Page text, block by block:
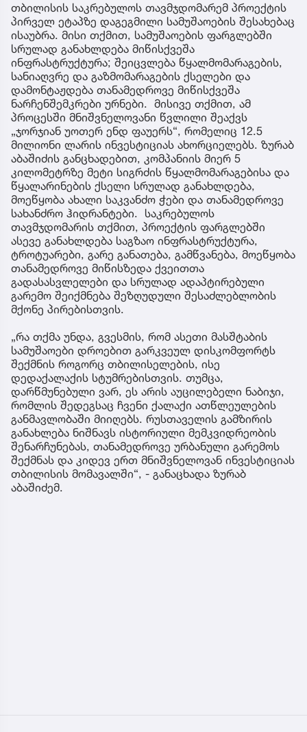
თბილისის საკრებულოს თავმჯდომარემ პროექტის
პირველ ეტაპზე დაგეგმილი სამუშაოების შესახებაც
ისაუბრა. მისი თქმით, სამუშაოების ფარგლებში
სრულად განახლდება მიწისქვეშა
ინფრასტრუქტურა; შეიცვლება წყალმომარაგების,
სანიაღვრე და გაზმომარაგების ქსელები და
დამონტაჟდება თანამედროვე მიწისქვეშა
ნარჩენშემკრები ურნები. მისივე თქმით, ამ
პროცესში მნიშვნელოვანი წვლილი შეაქვს
„ჯორჯიან უოთერ ენდ ფაუერს“, რომელიც 12.5
მილიონი ლარის ინვესტიციას ახორციელებს. ზურაბ
აბაშიძის განცხადებით, კომპანიის მიერ 5
კილომეტრზე მეტი სიგრძის წყალმომარაგებისა და
წყალარინების ქსელი სრულად განახლდება,
მოეწყობა ახალი საკვანძო ჭები და თანამედროვე
სახანძრო ჰიდრანტები. საკრებულოს
თავმჯდომარის თქმით, პროექტის ფარგლებში
ასევე განახლდება საგზაო ინფრასტრუქტურა,
ტროტუარები, გარე განათება, გამწვანება, მოეწყობა
თანამედროვე მიწისზედა ქვეითთა
გადასასვლელები და სრულად ადაპტირებული
გარემო შეიქმნება შეზღუდული შესაძლებლობის
მქონე პირებისთვის.
„რა თქმა უნდა, გვესმის, რომ ასეთი მასშტაბის
სამუშაოები დროებით გარკვეულ დისკომფორტს
შექმნის როგორც თბილისელების, ისე
დედაქალაქის სტუმრებისთვის. თუმცა,
დარწმუნებული ვარ, ეს არის აუცილებელი ნაბიჯი,
რომლის შედეგსაც ჩვენი ქალაქი ათწლეულების
განმავლობაში მიიღებს. რუსთაველის გამზირის
განახლება ნიშნავს ისტორიული მემკვიდრეობის
შენარჩუნებას, თანამედროვე ურბანული გარემოს
შექმნას და კიდევ ერთ მნიშვნელოვან ინვესტიციას
თბილისის მომავალში“, - განაცხადა ზურაბ
აბაშიძემ.